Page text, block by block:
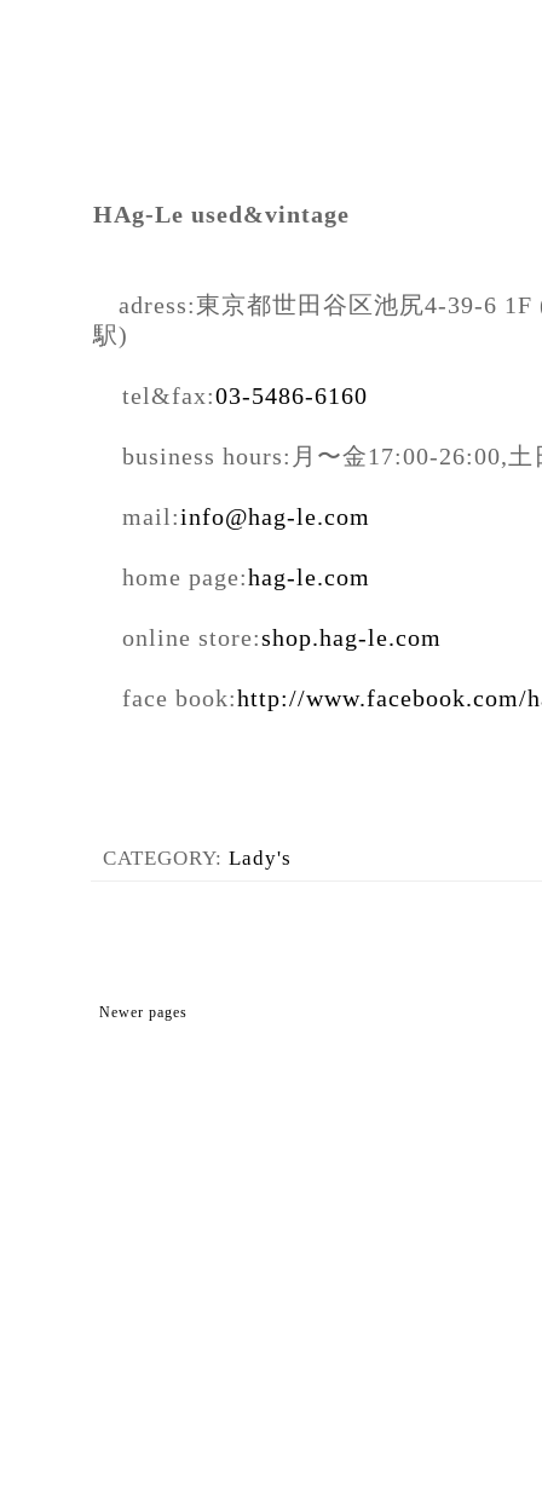
HAg-Le used&vintage
adress:東京都世田谷区池尻4-39-6
駅)
tel&fax:03-5486-6160
business hours:月〜金17:00-26:00,
mail:info@hag-le.com
home page:hag-le.com
online store:shop.hag-le.com
face book:http://www.facebook.com/
CATEGORY: Lady's
Newer pages